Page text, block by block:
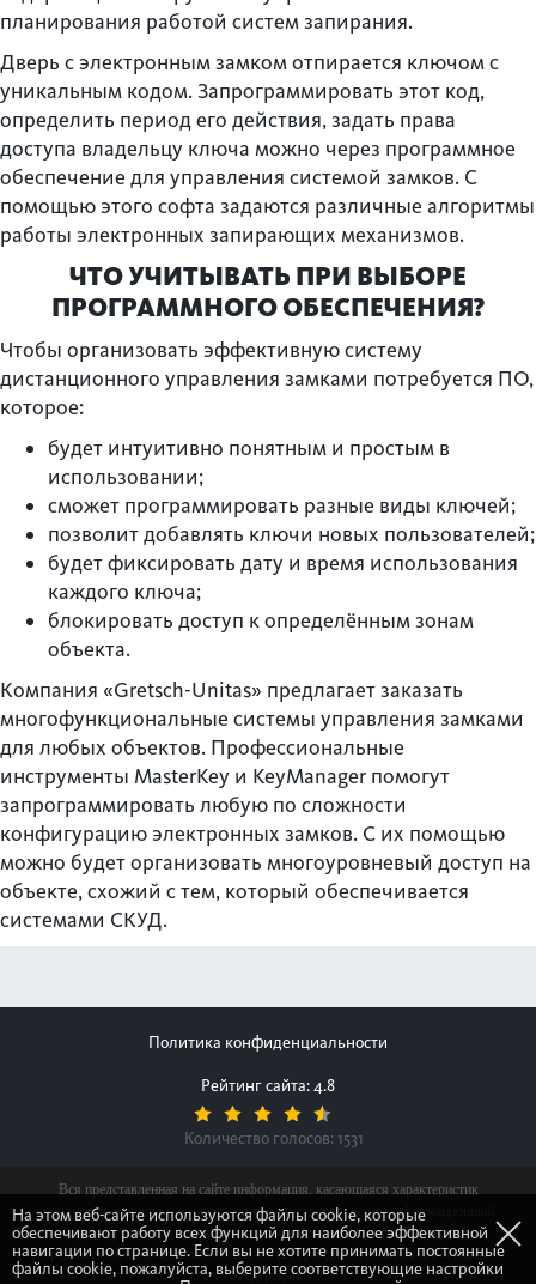
планирования работой систем запирания.
Дверь с электронным замком отпирается ключом с
уникальным кодом. Запрограммировать этот код,
определить период его действия, задать права
доступа владельцу ключа можно через программное
обеспечение для управления системой замков. С
помощью этого софта задаются различные алгоритмы
работы электронных запирающих механизмов.
ЧТО УЧИТЫВАТЬ ПРИ ВЫБОРЕ
ПРОГРАММНОГО ОБЕСПЕЧЕНИЯ?
Чтобы организовать эффективную систему
дистанционного управления замками потребуется ПО,
которое:
будет интуитивно понятным и простым в
использовании;
сможет программировать разные виды ключей;
позволит добавлять ключи новых пользователей;
будет фиксировать дату и время использования
каждого ключа;
блокировать доступ к определённым зонам
объекта.
Компания «Gretsch-Unitas» предлагает заказать
многофункциональные системы управления замками
для любых объектов. Профессиональные
инструменты MasterKey и KeyManager помогут
запрограммировать любую по сложности
конфигурацию электронных замков. С их помощью
можно будет организовать многоуровневый доступ на
объекте, схожий с тем, который обеспечивается
системами СКУД.
Политика конфиденциальности
Рейтинг сайта: 4.8
Количество голосов: 1531
Вся представленная на сайте информация, касающаяся характеристик
продуктов, наличия на складе, стоимости товаров, носит информационный
характер и ни при каких условиях не является публичной офертой,
определяемой положениями Статьи 437(2) Гражданского кодекса Российской
Федерации.
На этом веб-сайте используются файлы cookie, которые
обеспечивают работу всех функций для наиболее эффективной
навигации по странице. Если вы не хотите принимать постоянные
файлы cookie, пожалуйста, выберите соответствующие настройки